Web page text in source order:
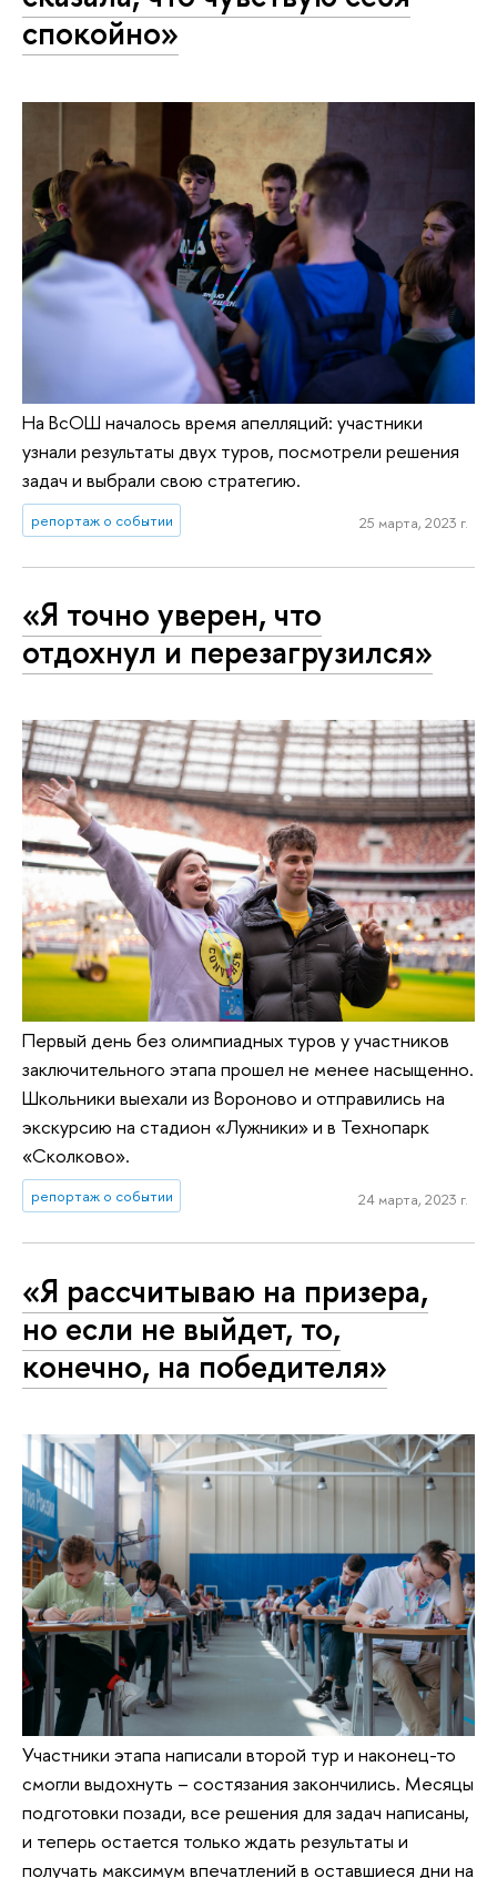
спокойно»
На ВсОШ началось время апелляций: участники
узнали результаты двух туров, посмотрели решения
задач и выбрали свою стратегию.
репортаж о событии 25 марта, 2023 г.
«Я точно уверен, что
отдохнул и перезагрузился»
Первый день без олимпиадных туров у участников
заключительного этапа прошел не менее насыщенно.
Школьники выехали из Вороново и отправились на
экскурсию на стадион «Лужники» и в Технопарк
«Сколково».
репортаж о событии 24 марта, 2023 г.
«Я рассчитываю на призера,
но если не выйдет, то,
конечно, на победителя»
Участники этапа написали второй тур и наконец-то
смогли выдохнуть – состязания закончились. Месяцы
подготовки позади, все решения для задач написаны,
и теперь остается только ждать результаты и
получать максимум впечатлений в оставшиеся дни на